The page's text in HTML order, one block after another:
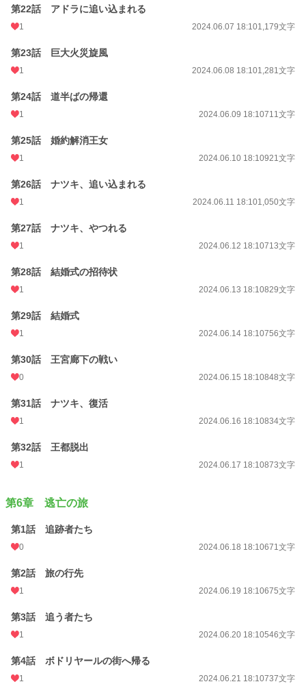
第22話 アドラに追い込まれる
1 2024.06.07 18:101,179文字
第23話 巨大火災旋風
1 2024.06.08 18:101,281文字
第24話 道半ばの帰還
1 2024.06.09 18:10711文字
第25話 婚約解消王女
1 2024.06.10 18:10921文字
第26話 ナツキ、追い込まれる
1 2024.06.11 18:101,050文字
第27話 ナツキ、やつれる
1 2024.06.12 18:10713文字
第28話 結婚式の招待状
1 2024.06.13 18:10829文字
第29話 結婚式
1 2024.06.14 18:10756文字
第30話 王宮廊下の戦い
0 2024.06.15 18:10848文字
第31話 ナツキ、復活
1 2024.06.16 18:10834文字
第32話 王都脱出
1 2024.06.17 18:10873文字
第6章 逃亡の旅
第1話 追跡者たち
0 2024.06.18 18:10671文字
第2話 旅の行先
1 2024.06.19 18:10675文字
第3話 追う者たち
1 2024.06.20 18:10546文字
第4話 ボドリヤールの街へ帰る
1 2024.06.21 18:10737文字